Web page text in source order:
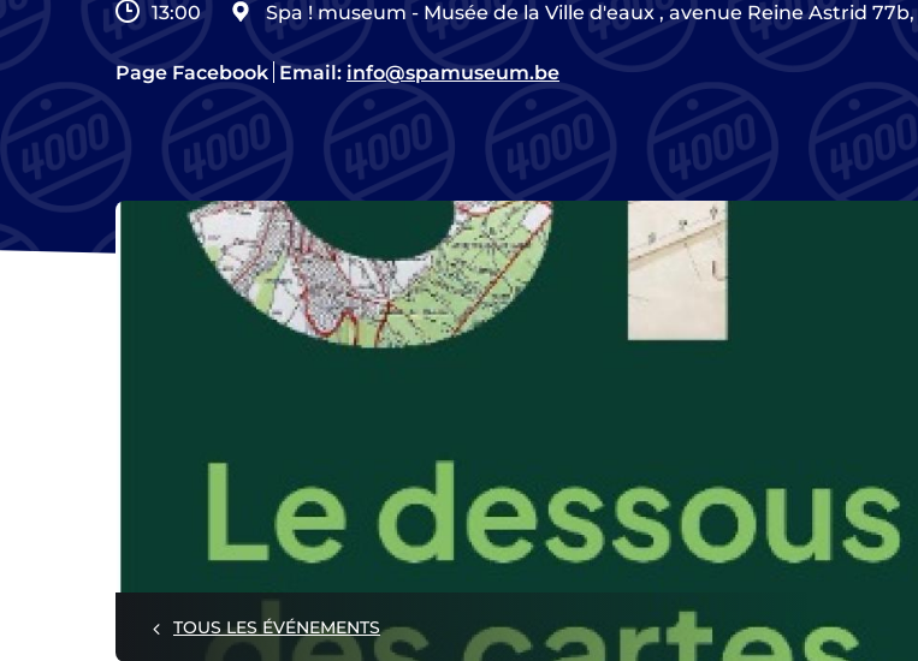
13:00
Spa ! museum - Musée de la Ville d'eaux,avenue Reine Astrid 77b,
Page Facebook Email: info@spamuseum.be
TOUS LES ÉVÉNEMENTS